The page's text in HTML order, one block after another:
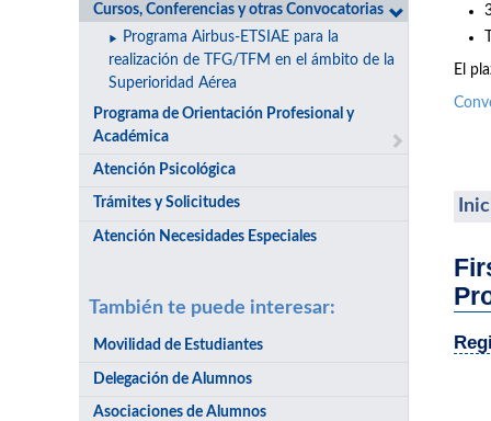
Cursos, Conferencias y otras Convocatorias
Programa Airbus-ETSIAE para la
realización de TFG/TFM en el ámbito de la
Superioridad Aérea
Programa de Orientación Profesional y
Académica
Atención Psicológica
Trámites y Solicitudes
Atención Necesidades Especiales
También te puede interesar:
Movilidad de Estudiantes
Delegación de Alumnos
Asociaciones de Alumnos
El